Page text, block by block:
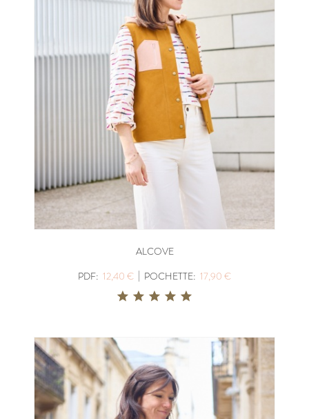
ALCOVE
PDF: 12,40 € | POCHETTE: 17,90 €